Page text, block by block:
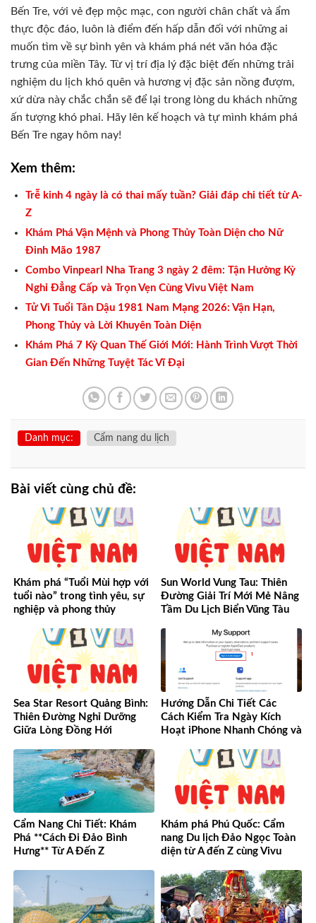
Bến Tre, với vẻ đẹp mộc mạc, con người chân chất và ẩm
thực độc đáo, luôn là điểm đến hấp dẫn đối với những ai
muốn tìm về sự bình yên và khám phá nét văn hóa đặc
trưng của miền Tây. Từ vị trí địa lý đặc biệt đến những trải
nghiệm du lịch khó quên và hương vị đặc sản nồng đượm,
xứ dừa này chắc chắn sẽ để lại trong lòng du khách những
ấn tượng khó phai. Hãy lên kế hoạch và tự mình khám phá
Bến Tre ngay hôm nay!
Xem thêm:
Trễ kinh 4 ngày là có thai mấy tuần? Giải đáp chi tiết từ A-
Z
Khám Phá Vận Mệnh và Phong Thủy Toàn Diện cho Nữ
Đinh Mão 1987
Combo Vinpearl Nha Trang 3 ngày 2 đêm: Tận Hưởng Kỳ
Nghỉ Đẳng Cấp và Trọn Vẹn Cùng Vivu Việt Nam
Tử Vi Tuổi Tân Dậu 1981 Nam Mạng 2026: Vận Hạn,
Phong Thủy và Lời Khuyên Toàn Diện
Khám Phá 7 Kỳ Quan Thế Giới Mới: Hành Trình Vượt Thời
Gian Đến Những Tuyệt Tác Vĩ Đại
Danh mục: Cẩm nang du lịch
Bài viết cùng chủ đề:
Khám phá “Tuổi Mùi hợp với
tuổi nào” trong tình yêu, sự
nghiệp và phong thủy
Sun World Vung Tau: Thiên
Đường Giải Trí Mới Mẻ Nâng
Tầm Du Lịch Biển Vũng Tàu
Sea Star Resort Quảng Bình:
Thiên Đường Nghỉ Dưỡng
Giữa Lòng Đồng Hới
Hướng Dẫn Chi Tiết Các
Cách Kiểm Tra Ngày Kích
Hoạt iPhone Nhanh Chóng và
Cẩm Nang Chi Tiết: Khám
Phá **Cách Đi Đảo Bình
Hưng** Từ A Đến Z
Khám phá Phú Quốc: Cẩm
nang Du lịch Đảo Ngọc Toàn
diện từ A đến Z cùng Vivu